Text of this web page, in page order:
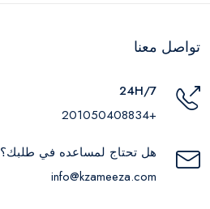
تواصل معنا
24H/7
+201050408834
هل تحتاج لمساعده في طلبك؟
info@kzameeza.com